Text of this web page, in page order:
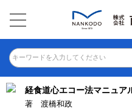
キーワードを入力してください
経食道心エコー法マニュア
著 渡橋和政